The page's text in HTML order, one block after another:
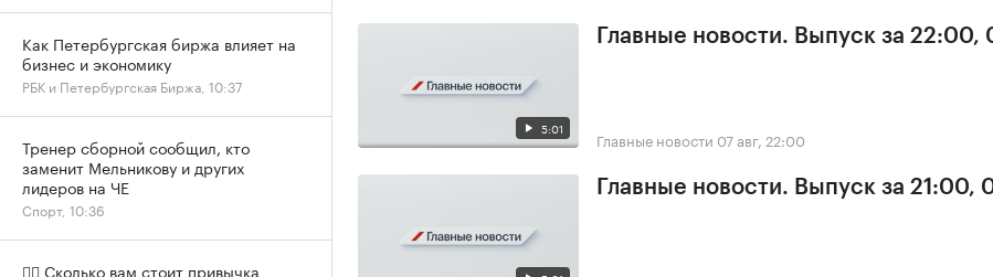
5:01
Главные новости. Выпуск за 22:00,
Главные новости 07 авг, 22:00
Главные новости. Выпуск за 21:00,
Как Петербургская биржа влияет на
бизнес и экономику
РБК и Петербургская Биржа, 10:37
Тренер сборной сообщил, кто
заменит Мельникову и других
лидеров на ЧЕ
Спорт, 10:36
✍🏻 Сколько вам стоит привычка